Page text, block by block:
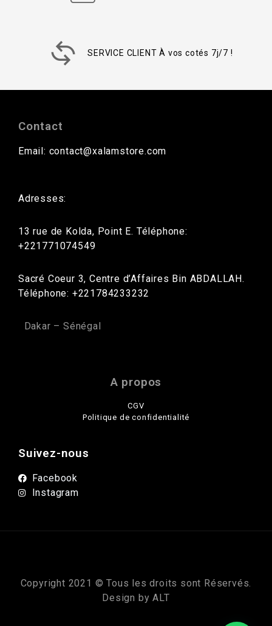
SERVICE CLIENT À vos cotés 7j/7 !
Contact
Email: contact@xalamstore.com
Adresses:
13 rue de Kolda, Point E. Téléphone:
+221771074549
Sacré Coeur 3, Centre d’Affaires Bin ABDALLAH.
Téléphone: +221784233232
Dakar – Sénégal
A propos
CGV
Politique de confidentialité
Suivez-nous
Facebook
Instagram
Copyright 2021 © Tous les droits sont Réservés.
Design by ALT